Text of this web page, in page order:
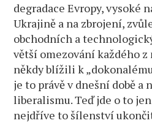
degradace Evropy, vysoké
Ukrajině a na zbrojení,
obchodních a
větší omezování každého z
někdy blížili k
je to právě v dnešní době a
liberalismu. Teď jde o to
nejdříve to šílenství